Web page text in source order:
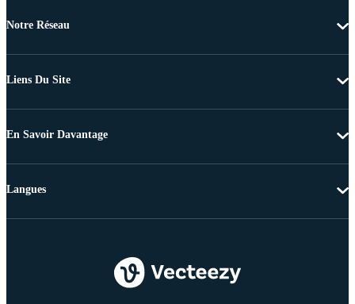
Notre Réseau
Liens Du Site
En Savoir Davantage
Langues